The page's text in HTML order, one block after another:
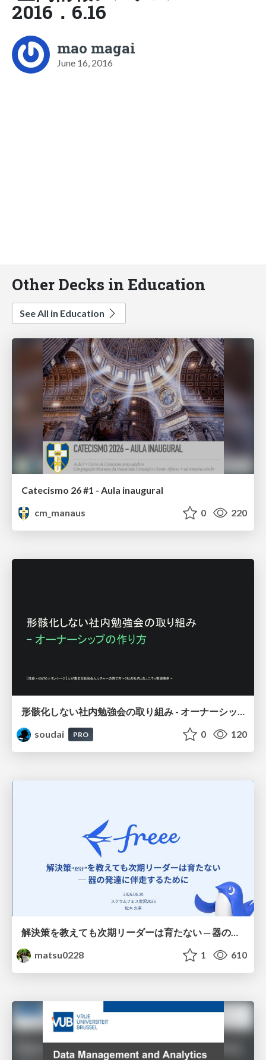
2016．6.16
mao magai
June 16, 2016
Other Decks in Education
See All in Education
Catecismo 26 #1 - Aula inaugural
cm_manaus
0 220
soudai
PRO 0 120
解決策を教えても次期リーダーは育たない ─ 器の発達に伴走するために / Partnering with leaders in their vertical development
matsu0228
1 610